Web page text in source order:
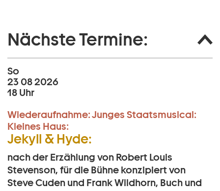
Nächste Termine:
So
23 08 2026
18 Uhr
Wiederaufnahme:Junges Staatsmusical:
Kleines Haus:
Jekyll & Hyde:
nach der Erzählung von Robert Louis
Stevenson, für die Bühne konzipiert von
Steve Cuden und Frank Wildhorn, Buch und